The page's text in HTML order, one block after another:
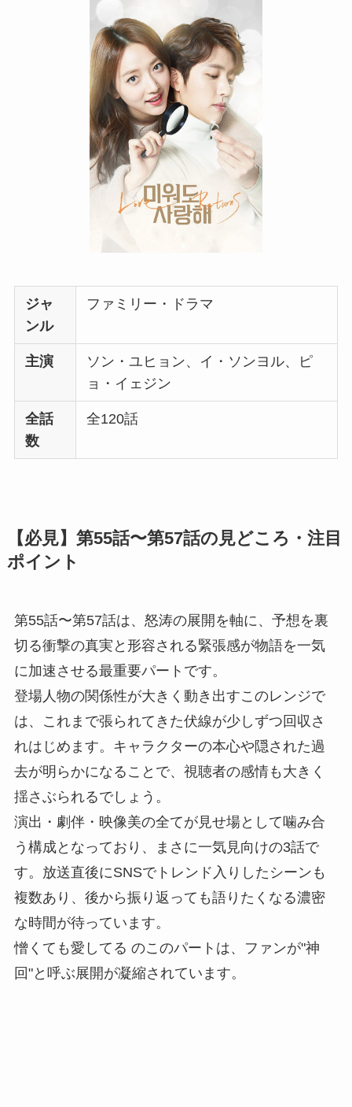
ジャ
ンル
ファミリー・ドラマ
主演
ソン・ユヒョン、イ・ソンヨル、ピ
ョ・イェジン
全話
数
全120話
【必見】第55話〜第57話の見どころ・注目
ポイント
第55話〜第57話は、怒涛の展開を軸に、予想を裏
切る衝撃の真実と形容される緊張感が物語を一気
に加速させる最重要パートです。
登場人物の関係性が大きく動き出すこのレンジで
は、これまで張られてきた伏線が少しずつ回収さ
れはじめます。キャラクターの本心や隠された過
去が明らかになることで、視聴者の感情も大きく
揺さぶられるでしょう。
演出・劇伴・映像美の全てが見せ場として噛み合
う構成となっており、まさに一気見向けの3話で
す。放送直後にSNSでトレンド入りしたシーンも
複数あり、後から振り返っても語りたくなる濃密
な時間が待っています。
憎くても愛してる のこのパートは、ファンが"神
回"と呼ぶ展開が凝縮されています。